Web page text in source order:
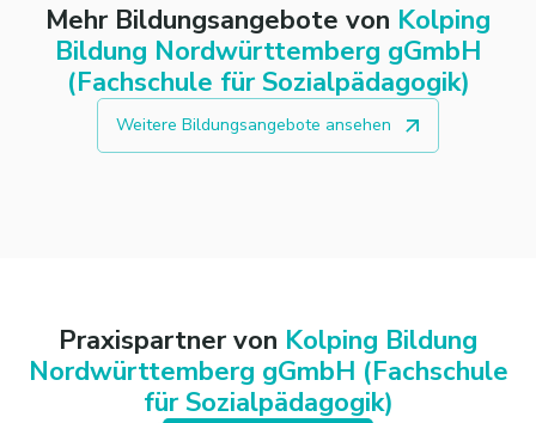
Mehr Bildungsangebote von Kolping
Bildung Nordwürttemberg gGmbH
(Fachschule für Sozialpädagogik)
Weitere Bildungsangebote ansehen
Praxispartner von Kolping Bildung
Nordwürttemberg gGmbH (Fachschule
für Sozialpädagogik)